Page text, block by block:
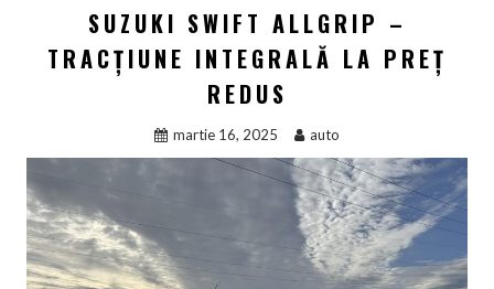
SUZUKI SWIFT ALLGRIP –
TRACȚIUNE INTEGRALĂ LA PREȚ
REDUS
martie 16, 2025 auto